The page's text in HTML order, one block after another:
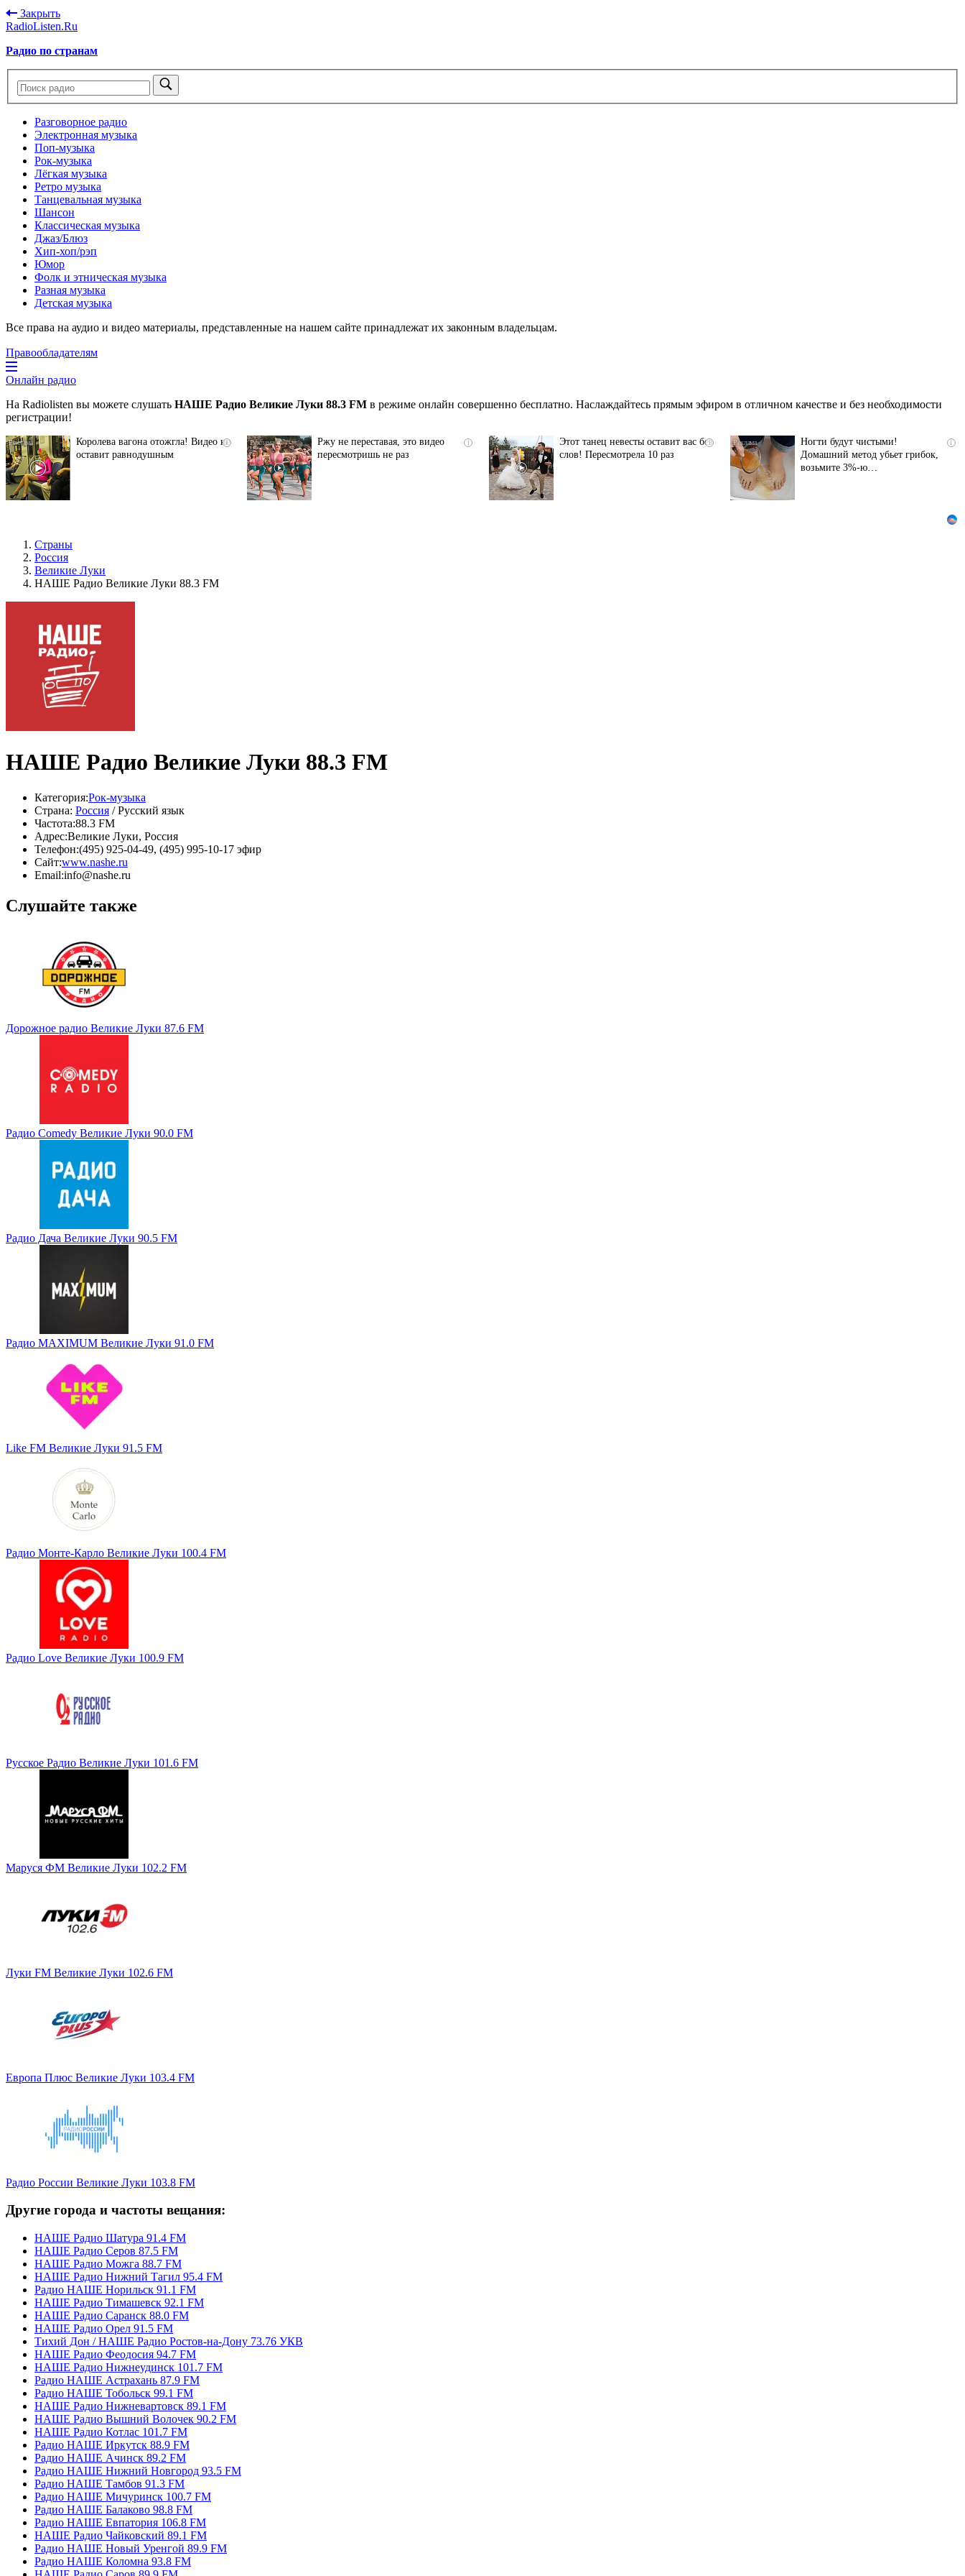
Закрыть
RadioListen.Ru
Радио по странам
Разговорное радио
Электронная музыка
Поп-музыка
Рок-музыка
Лёгкая музыка
Ретро музыка
Танцевальная музыка
Шансон
Классическая музыка
Джаз/Блюз
Хип-хоп/рэп
Юмор
Фолк и этническая музыка
Разная музыка
Детская музыка
Все права на аудио и видео материалы, представленные на нашем сайте принадлежат их законным владельцам.
Правообладателям
Онлайн радио
На Radiolisten вы можете слушать НАШЕ Радио Великие Луки 88.3 FM в режиме онлайн совершенно бесплатно. Наслаждайтесь прямым эфиром в отличном качестве и без необходимости
регистрации!
i
Королева вагона отожгла! Видео не
оставит равнодушным
i
Ржу не переставая, это видео
пересмотришь не раз
i
Этот танец невесты оставит вас без
слов! Пересмотрела 10 раз
i
Ногти будут чистыми!
Домашний метод убьет грибок,
возьмите 3%-ю…
Страны
Россия
Великие Луки
НАШЕ Радио Великие Луки 88.3 FM
НАШЕ Радио Великие Луки 88.3 FM
Категория:Рок-музыка
Страна: Россия / Русский язык
Частота:88.3 FM
Адрес:Великие Луки, Россия
Телефон:(495) 925-04-49, (495) 995-10-17 эфир
Сайт:www.nashe.ru
Email:info@nashe.ru
Слушайте также
Дорожное радио Великие Луки 87.6 FM
Радио Comedy Великие Луки 90.0 FM
Радио Дача Великие Луки 90.5 FM
Радио MAXIMUM Великие Луки 91.0 FM
Like FM Великие Луки 91.5 FM
Радио Монте-Карло Великие Луки 100.4 FM
Радио Love Великие Луки 100.9 FM
Русское Радио Великие Луки 101.6 FM
Маруся ФМ Великие Луки 102.2 FM
Луки FM Великие Луки 102.6 FM
Европа Плюс Великие Луки 103.4 FM
Радио России Великие Луки 103.8 FM
Другие города и частоты вещания:
НАШЕ Радио Шатура 91.4 FM
НАШЕ Радио Серов 87.5 FM
НАШЕ Радио Можга 88.7 FM
НАШЕ Радио Нижний Тагил 95.4 FM
Радио НАШЕ Норильск 91.1 FM
НАШЕ Радио Тимашевск 92.1 FM
НАШЕ Радио Саранск 88.0 FM
НАШЕ Радио Орел 91.5 FM
Тихий Дон / НАШЕ Радио Ростов-на-Дону 73.76 УКВ
НАШЕ Радио Феодосия 94.7 FM
НАШЕ Радио Нижнеудинск 101.7 FM
Радио НАШЕ Астрахань 87.9 FM
Радио НАШЕ Тобольск 99.1 FM
НАШЕ Радио Нижневартовск 89.1 FM
НАШЕ Радио Вышний Волочек 90.2 FM
НАШЕ Радио Котлас 101.7 FM
Радио НАШЕ Иркутск 88.9 FM
Радио НАШЕ Ачинск 89.2 FM
Радио НАШЕ Нижний Новгород 93.5 FM
Радио НАШЕ Тамбов 91.3 FM
Радио НАШЕ Мичуринск 100.7 FM
Радио НАШЕ Балаково 98.8 FM
Радио НАШЕ Евпатория 106.8 FM
НАШЕ Радио Чайковский 89.1 FM
Радио НАШЕ Новый Уренгой 89.9 FM
Радио НАШЕ Коломна 93.8 FM